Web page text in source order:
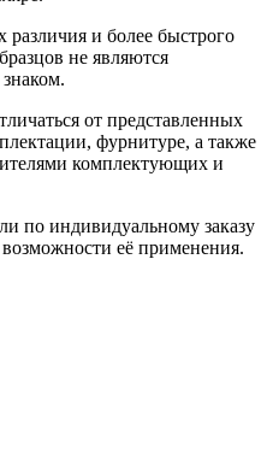
и более быстрого
не являются
от представленных
фурнитуре, а также
комплектующих и
по индивидуальному заказу
её применения.